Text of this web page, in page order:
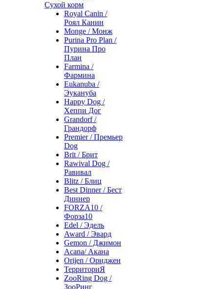
Сухой корм
Royal Canin /
Роял Канин
Monge / Монж
Purina Pro Plan /
Пурина Про
План
Farmina /
Фармина
Eukanuba /
Эукануба
Happy Dog /
Хеппи Дог
Grandorf /
Грандорф
Premier / Премьер
Dog
Brit / Брит
Rawival Dog /
Равивал
Blitz / Блиц
Best Dinner / Бест
Диннер
FORZA10 /
Форза10
Edel / Эдель
Award / Эвард
Gemon / Джимон
Acana/ Акана
Orijen / Ориджен
ТерриториЯ
ZooRing Dog /
ЗооРинг